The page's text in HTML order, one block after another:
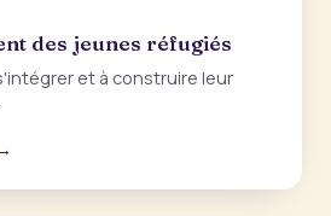
des jeunes réfugiés
et à construire leur